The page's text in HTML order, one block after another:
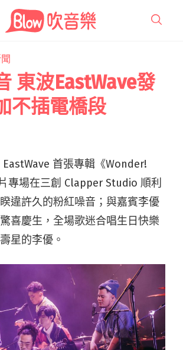
東波EastWave發
不插電橋段
首張專輯《Wonder!
專場在三創 Clapper Studio 順利
違許久的粉紅噪音；與嘉賓李優
喜慶生，全場歌迷合唱生日快樂
星的李優。